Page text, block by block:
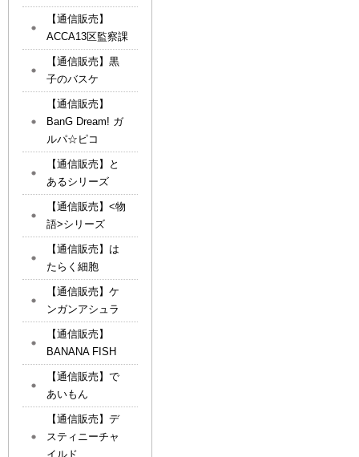
【通信販売】
ACCA13区監察課
【通信販売】黒
子のバスケ
【通信販売】
BanG Dream! ガ
ルパ☆ピコ
【通信販売】と
あるシリーズ
【通信販売】<物
語>シリーズ
【通信販売】は
たらく細胞
【通信販売】ケ
ンガンアシュラ
【通信販売】
BANANA FISH
【通信販売】で
あいもん
【通信販売】デ
スティニーチャ
イルド